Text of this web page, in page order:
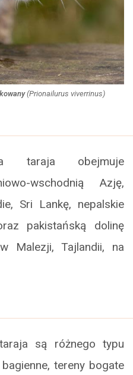
(Prionailurus viverrinus)
taraja obejmuje
wschodnią Azję,
Sri Lankę, nepalskie
pakistańską dolinę
Malezji, Tajlandii, na
są różnego typu
tereny bogate